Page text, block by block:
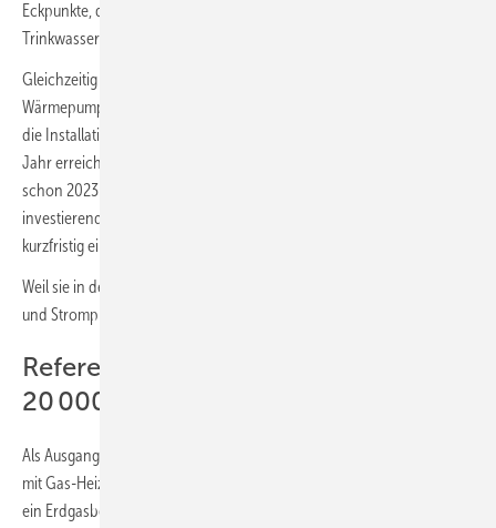
Eckpunkte, die Energiekosten im Jahr 2023 für Raumheizung und
Trinkwassererwärmung unter bestimmten Annahmen abzuschätzen.
Gleichzeitig will die Bundesregierung den bereits in Gang gesetzten
Wärmepumpenhochlauf noch erheblich beschleunigen und ab 2024
die Installation von mindestens 500 000 Heizungswärmepumpen pro
Jahr erreichen. Dies wird naturgemäß nur zu realisieren sein, wenn
schon 2023 ein steiler Markthochlauf stattfindet und die
investierenden Heizungsmodernisierer in der Wärmepumpe auch
kurzfristig eine wirtschaftliche Perspektive erkennen können.
Weil sie in den Wärmemarkt eingreifen, ist eine Bewertung der Gas-
und Strompreisbremse auch aus dieser Perspektive geboten.
Referenzfall Gas-Heizung mit bisher
20 000 kWh/a
Als Ausgangssituation sei ein Einfamilienhaus im Stadtgebiet München
mit Gas-Heizung, für die der Abschlagsrechnung im September 2022
ein Erdgasbezug von 20 000 kWh/a zugrunde gelegen hat. Aus einer